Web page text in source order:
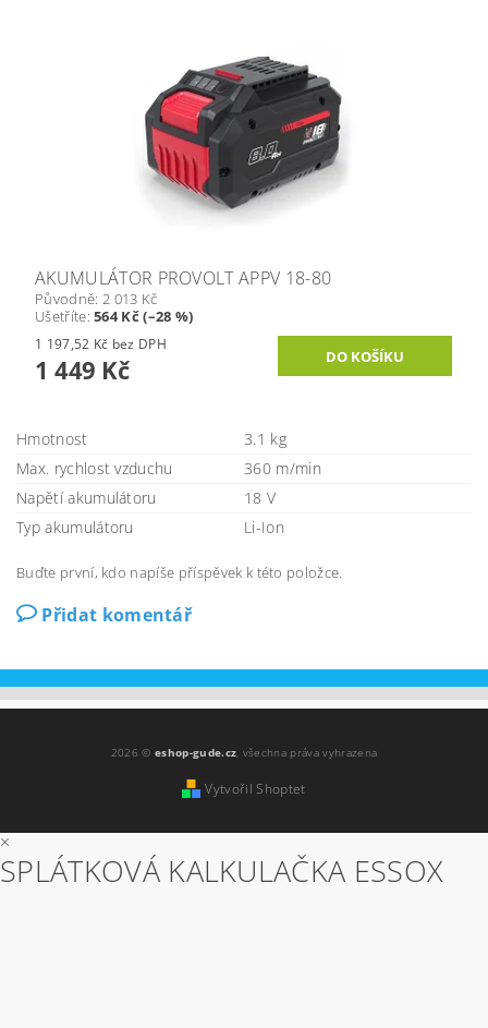
AKUMULÁTOR PROVOLT APPV 18-80
Původně: 2 013 Kč
Ušetříte:564 Kč (–28 %)
1 197,52 Kč bez DPH
1 449 Kč
Hmotnost
3.1 kg
Max. rychlost vzduchu
360 m/min
Napětí akumulátoru
18 V
Typ akumulátoru
Li-Ion
Buďte první, kdo napíše příspěvek k této položce.
Přidat komentář
2026 ©eshop-gude.cz , všechna práva vyhrazena
Vytvořil Shoptet
×
SPLÁTKOVÁ KALKULAČKA ESSOX